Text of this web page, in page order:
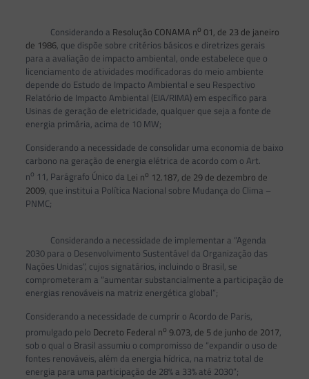
Considerando a Resolução CONAMA no 01, de 23 de janeiro
de 1986, que dispõe sobre critérios básicos e diretrizes gerais
para a avaliação de impacto ambiental, onde estabelece que o
licenciamento de atividades modificadoras do meio ambiente
depende do Estudo de Impacto Ambiental e seu Respectivo
Relatório de Impacto Ambiental (EIA/RIMA) em específico para
Usinas de geração de eletricidade, qualquer que seja a fonte de
energia primária, acima de 10 MW;
Considerando a necessidade de consolidar uma economia de baixo
carbono na geração de energia elétrica de acordo com o Art.
no 11, Parágrafo Único da Lei no 12.187, de 29 de dezembro de
2009, que institui a Política Nacional sobre Mudança do Clima –
PNMC;
Considerando a necessidade de implementar a “Agenda
2030 para o Desenvolvimento Sustentável da Organização das
Nações Unidas”, cujos signatários, incluindo o Brasil, se
comprometeram a “aumentar substancialmente a participação de
energias renováveis na matriz energética global”;
Considerando a necessidade de cumprir o Acordo de Paris,
promulgado pelo Decreto Federal no 9.073, de 5 de junho de 2017,
sob o qual o Brasil assumiu o compromisso de “expandir o uso de
fontes renováveis, além da energia hídrica, na matriz total de
energia para uma participação de 28% a 33% até 2030”;